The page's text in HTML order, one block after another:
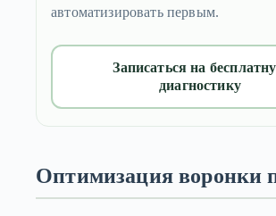
автоматизировать первым.
Записаться на
диагностику
Оптимизация воронки